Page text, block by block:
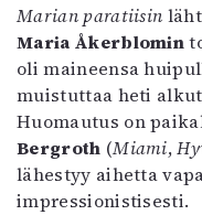
Marian paratiisin
Maria Åkerblomin
oli maineensa
muistuttaa heti
Huomautus on
Bergroth (Miami,
lähestyy aihetta
impressionistisesti.